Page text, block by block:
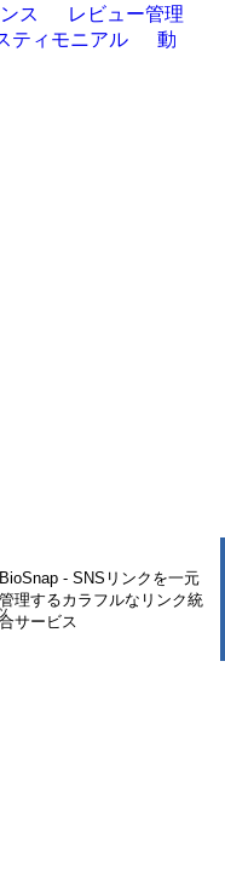
ス
レビュー管理
ティモニアル
動
BioSnap - SNSリンクを一元
管理するカラフルなリンク統
合サービス